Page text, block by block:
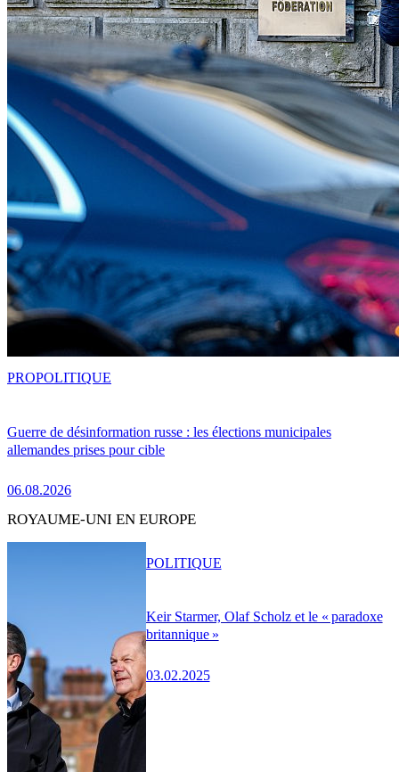
Guerre de désinformation russe : les élections municipales
allemandes prises pour cible
06.08.2026
PROPOLITIQUE
ROYAUME-UNI EN EUROPE
Keir Starmer, Olaf Scholz et le « paradoxe
britannique »
03.02.2025
POLITIQUE